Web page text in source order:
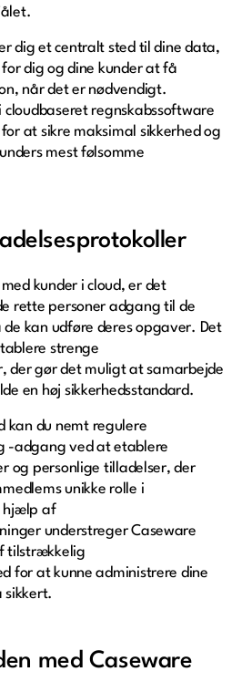
dig et centralt sted til dine data,
dig og dine kunder at få
når det er nødvendigt.
cloudbaseret regnskabssoftware
at sikre maksimal sikkerhed og
mest følsomme
kunder i cloud, er det
rette personer adgang til de
kan udføre deres opgaver. Det
strenge
der gør det muligt at samarbejde
en høj sikkerhedsstandard.
kan du nemt regulere
-adgang ved at etablere
og personlige tilladelser, der
unikke rolle i
hjælp af
understreger Caseware
tilstrækkelig
for at kunne administrere dine
sikkert.
med Caseware